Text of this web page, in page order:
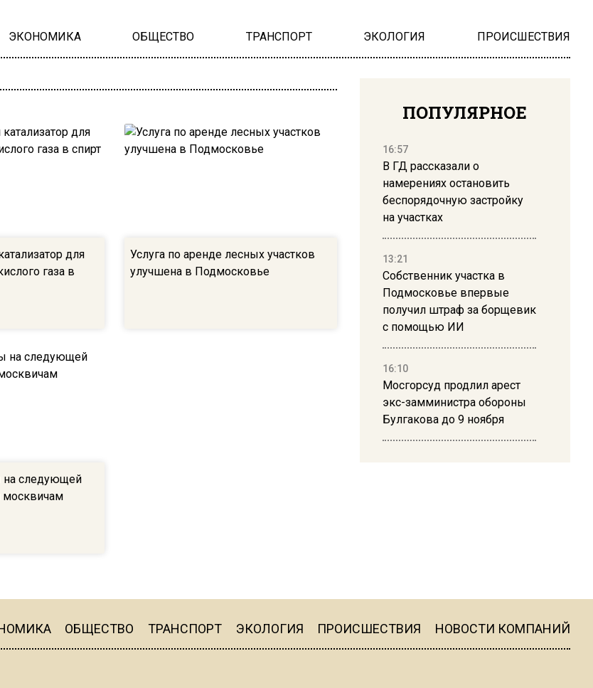
ЭКОНОМИКА ОБЩЕСТВО ТРАНСПОРТ ЭКОЛОГИЯ ПРОИСШЕСТВИЯ
для
газа в
Услуга по аренде лесных участков
улучшена в Подмосковье
на следующей
москвичам
ПОПУЛЯРНОЕ
16:57
В ГД рассказали о
намерениях остановить
беспорядочную застройку
на участках
13:21
Собственник участка в
Подмосковье впервые
получил штраф за борщевик
с помощью ИИ
16:10
Мосгорсуд продлил арест
экс-замминистра обороны
Булгакова до 9 ноября
В Москве 2 августа
ограничат движение на
ОБЩЕСТВО ТРАНСПОРТ ЭКОЛОГИЯ ПРОИСШЕСТВИЯ НОВОСТИ КОМПАНИЙ